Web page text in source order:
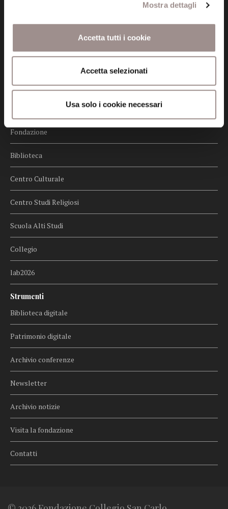
Mostra dettagli
Accetta tutti i cookie
Accetta selezionati
Usa solo i cookie necessari
Whistleblowing
Menu
Fondazione
Biblioteca
Centro Culturale
Centro Studi Religiosi
Scuola Alti Studi
Collegio
lab2026
Strumenti
Biblioteca digitale
Patrimonio digitale
Archivio conferenze
Newsletter
Archivio notizie
Visita la fondazione
Contatti